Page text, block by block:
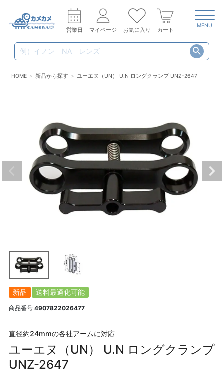
営業日 マイページ お気に入り カート
MENU
HOME 新品から探す ユーエヌ（UN） U.N ロングクランプ UNZ-2647
新品 送料最適化可能
商品番号 4907822026477
直径約24mmの各社アームに対応
ユーエヌ（UN） U.N ロングクランプ
UNZ-2647